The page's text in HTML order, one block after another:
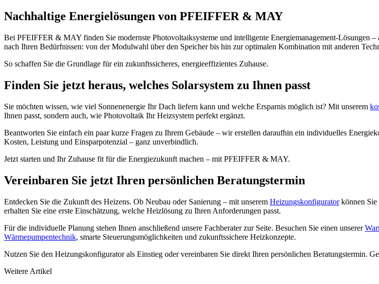
Nachhaltige Energielösungen von PFEIFFER & MAY
Bei PFEIFFER & MAY finden Sie modernste Photovoltaiksysteme und intelligente Energiemanagement-Lösungen
nach Ihren Bedürfnissen: von der Modulwahl über den Speicher bis hin zur optimalen Kombination mit anderen
So schaffen Sie die Grundlage für ein zukunftssicheres, energieeffizientes Zuhause.
Finden Sie jetzt heraus, welches Solarsystem zu Ihnen passt
Sie möchten wissen, wie viel Sonnenenergie Ihr Dach liefern kann und welche Ersparnis möglich ist? Mit unserem
Ihnen passt, sondern auch, wie Photovoltaik Ihr Heizsystem perfekt ergänzt.
Beantworten Sie einfach ein paar kurze Fragen zu Ihrem Gebäude – wir erstellen daraufhin ein individuelles
Kosten, Leistung und Einsparpotenzial – ganz unverbindlich.
Jetzt starten und Ihr Zuhause fit für die Energiezukunft machen – mit PFEIFFER & MAY.
Vereinbaren Sie jetzt Ihren persönlichen Beratungstermin
Entdecken Sie die Zukunft des Heizens. Ob Neubau oder Sanierung – mit unserem Heizungskonfiguratorkönnen Sie
erhalten Sie eine erste Einschätzung, welche Heizlösung zu Ihren Anforderungen passt.
Für die individuelle Planung stehen Ihnen anschließend unsere Fachberater zur Seite. Besuchen Sie einen unserer
Wärmepumpentechnik, smarte Steuerungsmöglichkeiten und zukunftssichere Heizkonzepte.
Nutzen Sie den Heizungskonfigurator als Einstieg oder vereinbaren Sie direkt Ihren persönlichen Beratungstermin.
Weitere Artikel